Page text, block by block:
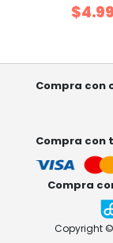
$4.99
Compra con
Compra
Compra
Copyright ©